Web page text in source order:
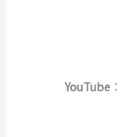
YouTube ：